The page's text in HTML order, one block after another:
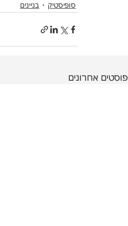
סופיסטיק בניינים
פוסטים אחרונים